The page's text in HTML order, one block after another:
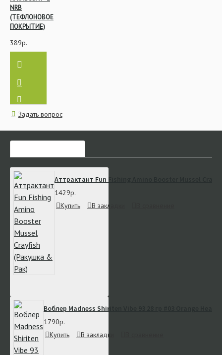
NRB
(ТЕФЛОНОВОЕ
ПОКРЫТИЕ)
389р.
Задать вопрос
Аттрактант Fun Fishing Amino Booster Mussel
1429р.
Купить
В закладки
Воблер Madness Shiriten Vibe 93 28 гр #03 Orange Head
1790р.
Купить
В закладки